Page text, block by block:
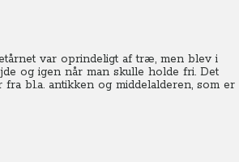
var oprindeligt af træ, men blev i
og igen når man skulle holde fri. Det
bl.a. antikken og middelalderen, som er